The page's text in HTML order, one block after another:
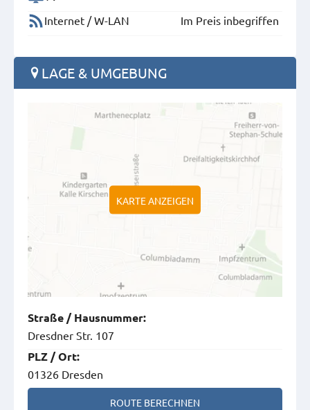
Internet / W-LAN
Im Preis inbegriffen
LAGE & UMGEBUNG
KARTE ANZEIGEN
Straße / Hausnummer:
Dresdner Str. 107
PLZ /Ort:
01326 Dresden
ROUTE BERECHNEN